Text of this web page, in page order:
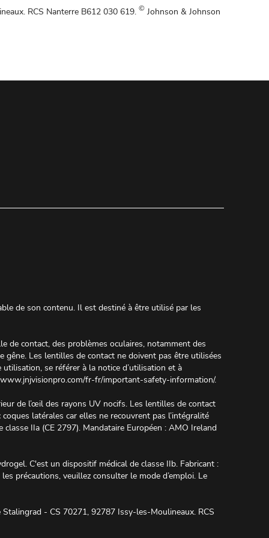
RCS Nanterre B612 030 619. © Johnson & Johnson
de son contenu. Il est destiné à être utilisé par les
de contact, des problèmes oculaires, notamment des
Les lentilles de contact ne doivent pas être utilisées
se référer à la notice d’utilisation et à
fr-fr/important-safety-information/.
de l’œil des rayons UV nocifs. Les lentilles de contact
latérales car elles ne recouvrent pas l’intégralité
IIa (CE 2797). Mandataire Européen : AMO Ireland
C'est un dispositif médical de classe IIb. Fabricant :
précautions, veuillez consulter le mode d’emploi. Le
- CS 70271, 92787 Issy-les-Moulineaux. RCS